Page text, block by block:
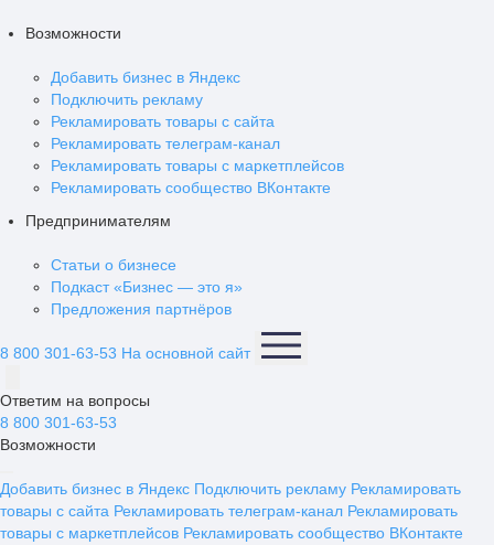
Возможности
Добавить бизнес в Яндекс
Подключить рекламу
Рекламировать товары с сайта
Рекламировать телеграм-канал
Рекламировать товары с маркетплейсов
Рекламировать сообщество ВКонтакте
Предпринимателям
Статьи о бизнесе
Подкаст «Бизнес — это я»
Предложения партнёров
8 800 301-63-53 На основной сайт
Ответим на вопросы
8 800 301-63-53
Возможности
Добавить бизнес в Яндекс Подключить рекламу Рекламировать
товары с сайта Рекламировать телеграм-канал Рекламировать
товары с маркетплейсов Рекламировать сообщество ВКонтакте